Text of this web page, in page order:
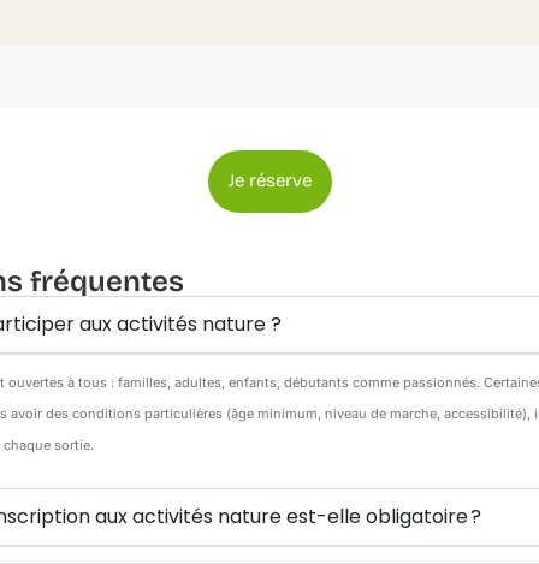
Je réserve
fréquentes
aux activités nature ?
ouvertes à tous : familles, adultes, enfants, débutants comme passionnés.
avoir des conditions particulières (âge minimum, niveau de marche, accessibilité),
sortie.
aux activités nature est-elle obligatoire ?